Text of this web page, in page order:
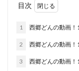
目次
1 西郷どんの動画
2 西郷どんの動画！
3 西郷どんの動画！